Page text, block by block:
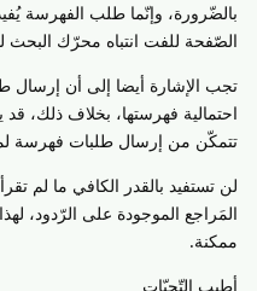
بالضّرورة، وإنّما طلب الفهرسة
الصّفحة للفت انتباه محرّك البحث
تجب الإشارة أيضا إلى أن
احتمالية فهرستها، بخلاف ذلك، قد
تتمكّن من إرسال طلبات فهرسة
لن تستفيد بالقدر الكافي ما لم
المَراجع الموجودة على الرّدود،
ممكنة.
أطيب التّحيّات